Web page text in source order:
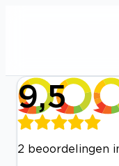
9,5
2 beoordelingen